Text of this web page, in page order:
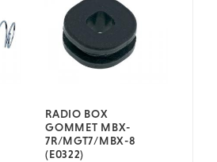
RADIO BOX
GOMMET MBX-
7R/MGT7/MBX-8
(E0322)